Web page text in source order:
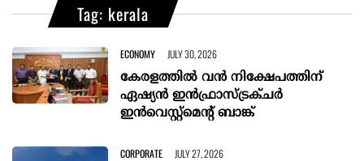
Tag: kerala
ECONOMY JULY 30, 2026
കേരളത്തിൽ വന്‍ നിക്ഷേപത്തിന്
ഏഷ്യന്‍ ഇന്‍ഫ്രാസ്ട്രക്ചര്‍
ഇന്‍വെസ്റ്റ്മെന്റ് ബാങ്ക്
CORPORATE JULY 27, 2026